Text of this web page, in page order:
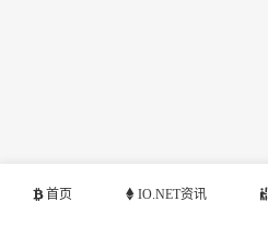
首页 IO.NET资讯